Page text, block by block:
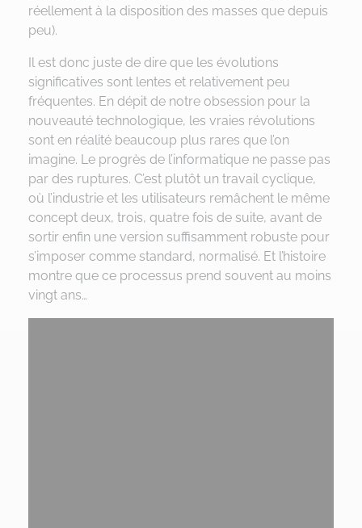
réellement à la disposition des masses que depuis
peu).
Il est donc juste de dire que les évolutions
significatives sont lentes et relativement peu
fréquentes. En dépit de notre obsession pour la
nouveauté technologique, les vraies révolutions
sont en réalité beaucoup plus rares que l’on
imagine. Le progrès de l’informatique ne passe pas
par des ruptures. C’est plutôt un travail cyclique,
où l’industrie et les utilisateurs remâchent le même
concept deux, trois, quatre fois de suite, avant de
sortir enfin une version suffisamment robuste pour
s’imposer comme standard, normalisé. Et l’histoire
montre que ce processus prend souvent au moins
vingt ans…